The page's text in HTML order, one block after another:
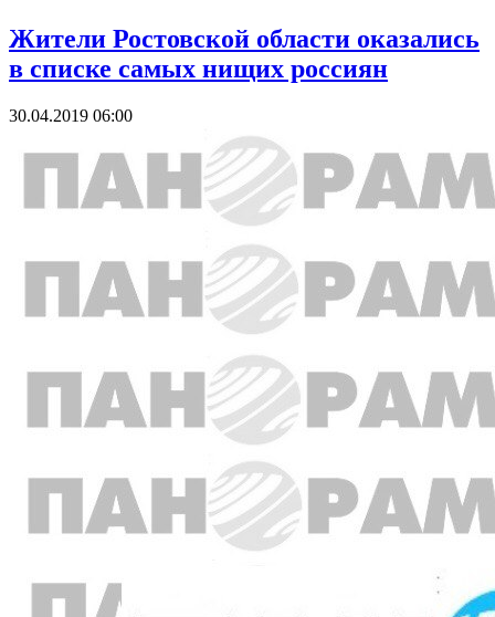
Жители Ростовской области оказались
в списке самых нищих россиян
30.04.2019 06:00